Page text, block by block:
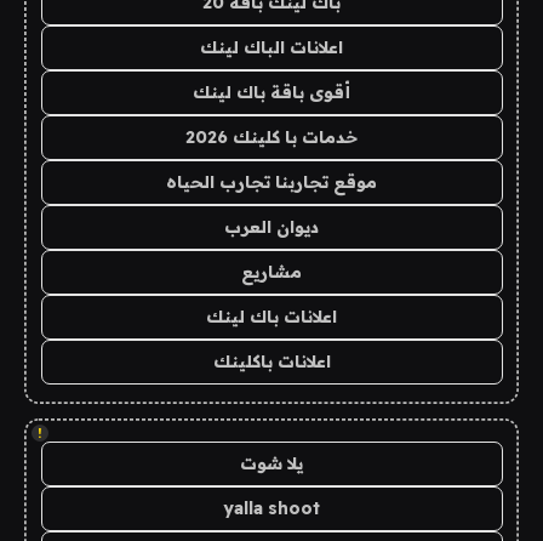
اعلانات الباك لينك
أقوى باقة باك لينك
خدمات با كلينك 2026
موقع تجاربنا تجارب الحياه
ديوان العرب
مشاريع
اعلانات باك لينك
اعلانات باكلينك
!
يلا شوت
yalla shoot